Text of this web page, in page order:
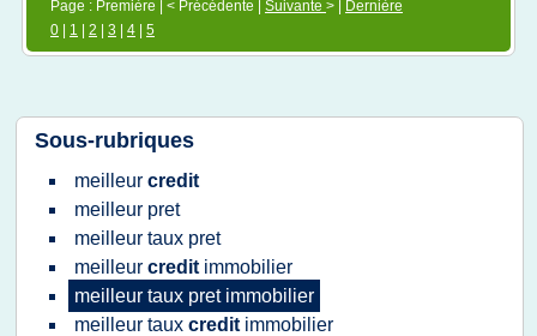
Page : Première | < Précédente | Suivante > |
Dernière
0
1 2 3 4 5
Sous-rubriques
meilleur credit
meilleur pret
meilleur taux pret
meilleur credit immobilier
meilleur taux pret immobilier
meilleur taux credit immobilier